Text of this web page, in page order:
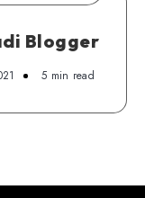
Blogger
5 min read